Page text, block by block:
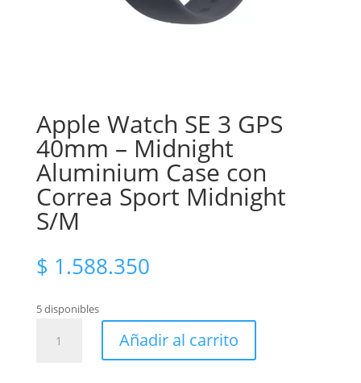
Apple Watch SE 3 GPS
40mm – Midnight
Aluminium Case con
Correa Sport Midnight
S/M
$ 1.588.350
5 disponibles
Watch
Añadir al carrito